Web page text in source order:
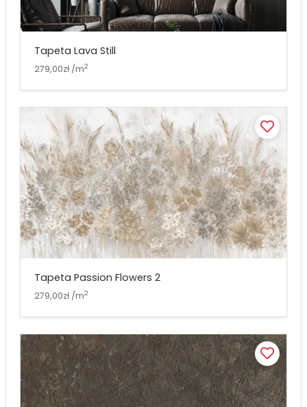
Tapeta Lava Still
279,00zł /m2
Tapeta Passion Flowers 2
279,00zł /m2